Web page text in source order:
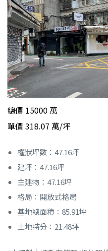
總價 15000 萬
單價 318.07 萬/坪
權狀坪數：47.16坪
建坪：47.16坪
主建物：47.16坪
格局：開放式格局
基地總面積：85.91坪
土地持分：21.48坪